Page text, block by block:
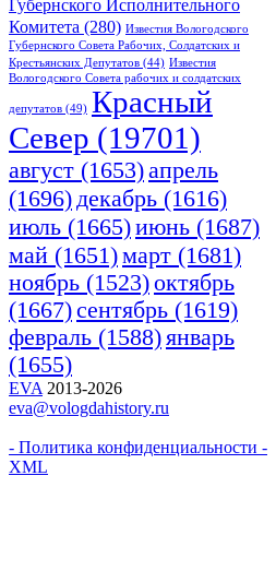
Губернского Исполнительного
Комитета (280) Известия Вологодского
Губернского Совета Рабочих, Солдатских и
Крестьянских Депутатов (44) Известия
Вологодского Совета рабочих и солдатских
депутатов (49) Красный
Cевер (19701)
август (1653)апрель
(1696)декабрь (1616)
июль (1665)июнь (1687)
май (1651)март (1681)
ноябрь (1523)октябрь
(1667)сентябрь (1619)
февраль (1588)январь
(1655)
EVA 2013-2026
eva@vologdahistory.ru
- Политика конфиденциальности -
XML